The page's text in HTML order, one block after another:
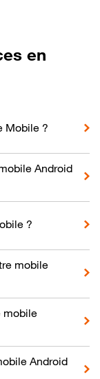
en
Mobile ?
Android
?
mobile
mobile
Android